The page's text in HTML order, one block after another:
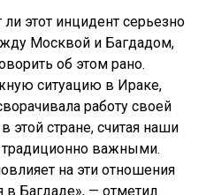
этот инцидент серьезно
Москвой и Багдадом,
об этом рано.
ситуацию в Ираке,
работу своей
этой стране, считая наши
важными.
на эти отношения
в Багдаде», — отметил